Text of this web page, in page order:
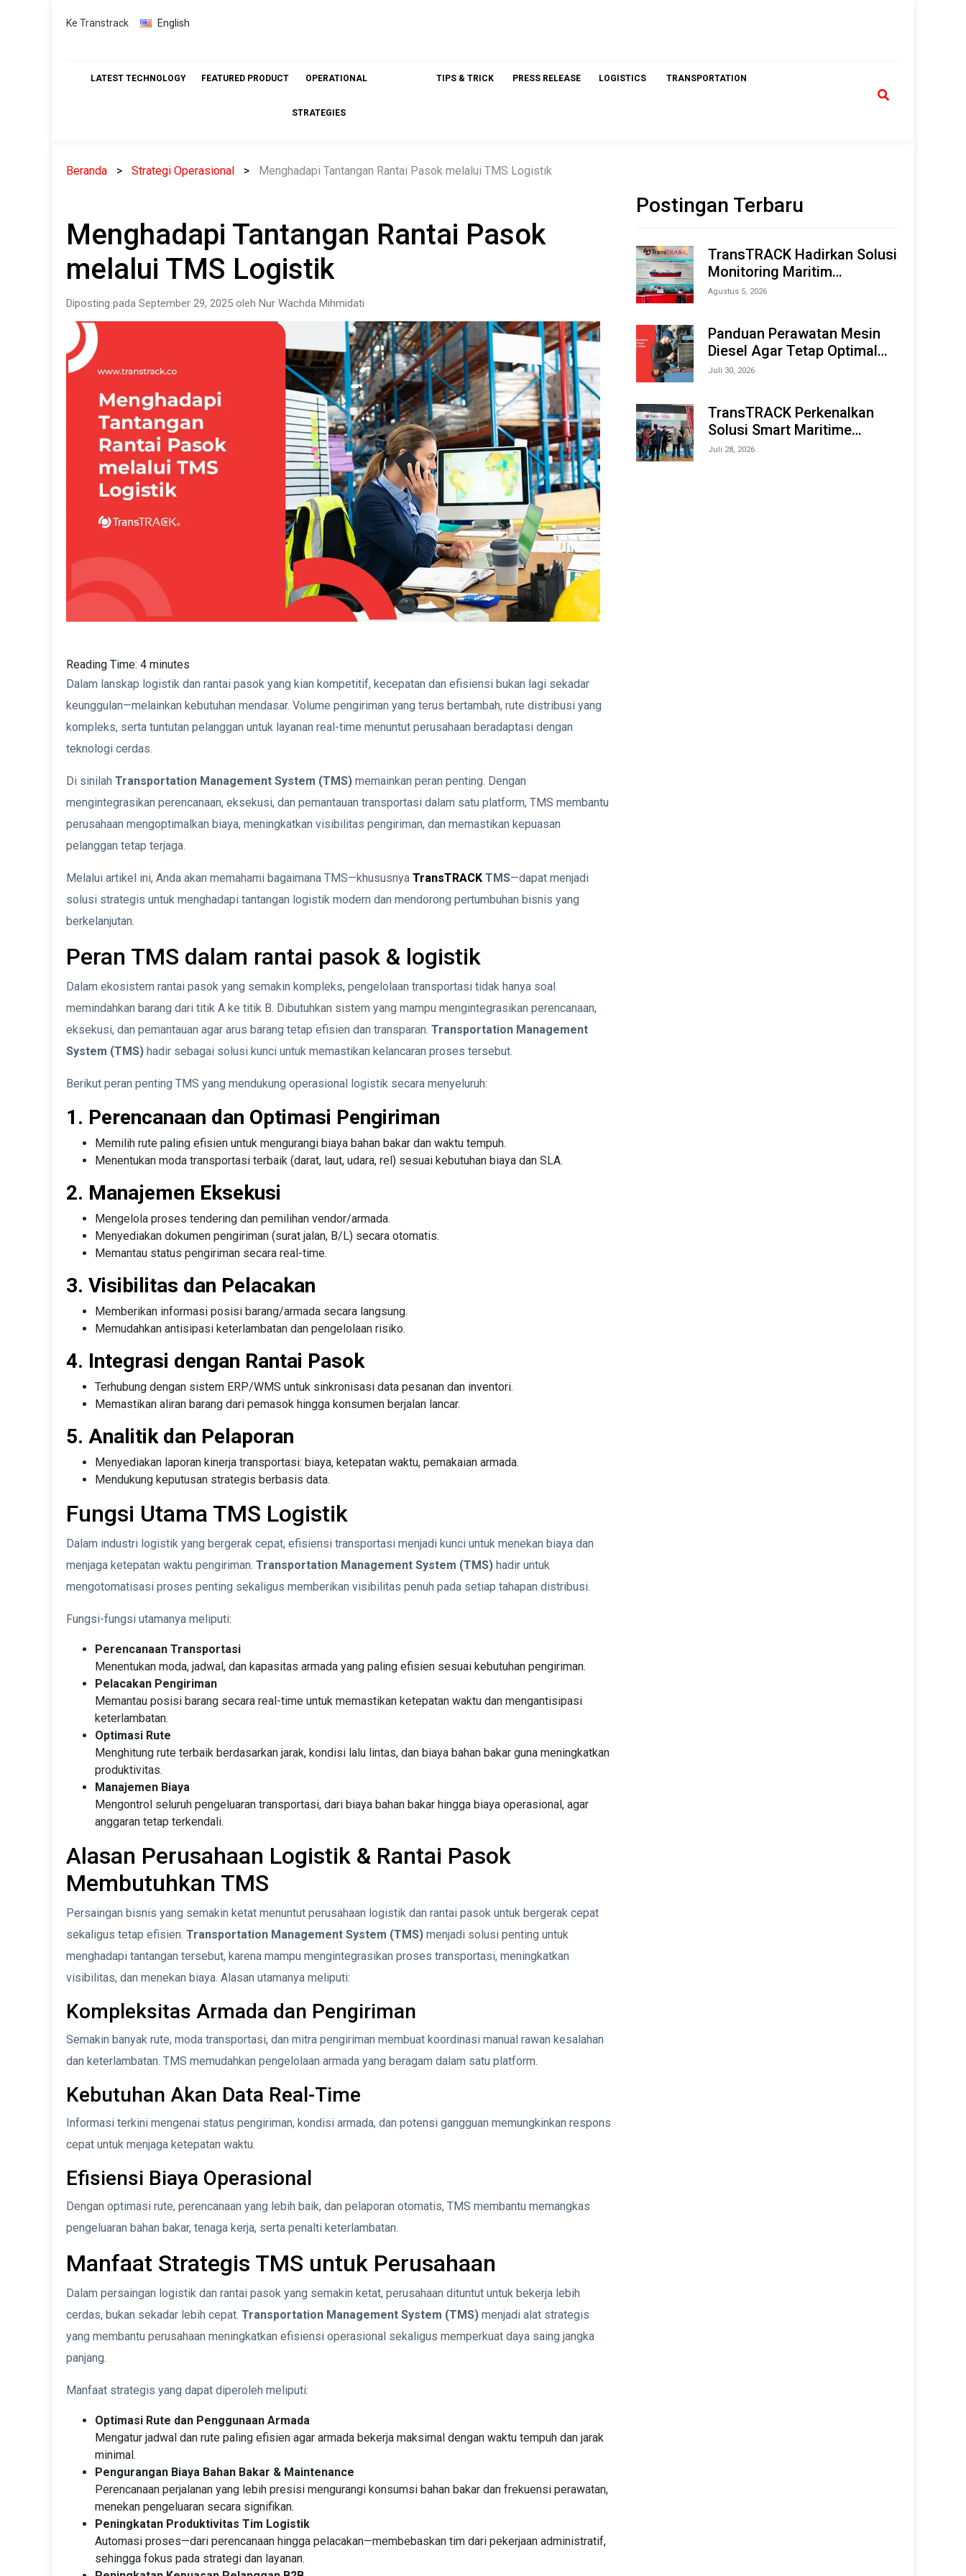
Skip
Ke Transtrack English
LATEST TECHNOLOGY FEATURED PRODUCT OPERATIONAL
STRATEGIES
TIPS & TRICK PRESS RELEASE LOGISTICS TRANSPORTATION
Beranda Strategi Operasional Menghadapi Tantangan Rantai Pasok melalui TMS Logistik
Menghadapi Tantangan Rantai Pasok
melalui TMS Logistik
Diposting pada September 29, 2025 oleh Nur Wachda Mihmidati
Reading Time: 4 minutes
Dalam lanskap logistik dan rantai pasok yang kian kompetitif, kecepatan dan efisiensi bukan lagi sekadar
keunggulan—melainkan kebutuhan mendasar. Volume pengiriman yang terus bertambah, rute distribusi yang
kompleks, serta tuntutan pelanggan untuk layanan real-time menuntut perusahaan beradaptasi dengan
teknologi cerdas.
Di sinilah Transportation Management System (TMS) memainkan peran penting. Dengan
mengintegrasikan perencanaan, eksekusi, dan pemantauan transportasi dalam satu platform, TMS membantu
perusahaan mengoptimalkan biaya, meningkatkan visibilitas pengiriman, dan memastikan kepuasan
pelanggan tetap terjaga.
Melalui artikel ini, Anda akan memahami bagaimana TMS—khususnya TransTRACK TMS—dapat menjadi
solusi strategis untuk menghadapi tantangan logistik modern dan mendorong pertumbuhan bisnis yang
berkelanjutan.
Peran TMS dalam rantai pasok & logistik
Dalam ekosistem rantai pasok yang semakin kompleks, pengelolaan transportasi tidak hanya soal
memindahkan barang dari titik A ke titik B. Dibutuhkan sistem yang mampu mengintegrasikan perencanaan,
eksekusi, dan pemantauan agar arus barang tetap efisien dan transparan. Transportation Management
System (TMS) hadir sebagai solusi kunci untuk memastikan kelancaran proses tersebut.
Berikut peran penting TMS yang mendukung operasional logistik secara menyeluruh:
1. Perencanaan dan Optimasi Pengiriman
Memilih rute paling efisien untuk mengurangi biaya bahan bakar dan waktu tempuh.
Menentukan moda transportasi terbaik (darat, laut, udara, rel) sesuai kebutuhan biaya dan SLA.
2. Manajemen Eksekusi
Mengelola proses tendering dan pemilihan vendor/armada.
Menyediakan dokumen pengiriman (surat jalan, B/L) secara otomatis.
Memantau status pengiriman secara real-time.
3. Visibilitas dan Pelacakan
Memberikan informasi posisi barang/armada secara langsung.
Memudahkan antisipasi keterlambatan dan pengelolaan risiko.
4. Integrasi dengan Rantai Pasok
Terhubung dengan sistem ERP/WMS untuk sinkronisasi data pesanan dan inventori.
Memastikan aliran barang dari pemasok hingga konsumen berjalan lancar.
5. Analitik dan Pelaporan
Menyediakan laporan kinerja transportasi: biaya, ketepatan waktu, pemakaian armada.
Mendukung keputusan strategis berbasis data.
Fungsi Utama TMS Logistik
Dalam industri logistik yang bergerak cepat, efisiensi transportasi menjadi kunci untuk menekan biaya dan
menjaga ketepatan waktu pengiriman. Transportation Management System (TMS) hadir untuk
mengotomatisasi proses penting sekaligus memberikan visibilitas penuh pada setiap tahapan distribusi.
Fungsi-fungsi utamanya meliputi:
Perencanaan Transportasi
Menentukan moda, jadwal, dan kapasitas armada yang paling efisien sesuai kebutuhan pengiriman.
Pelacakan Pengiriman
Memantau posisi barang secara real-time untuk memastikan ketepatan waktu dan mengantisipasi
keterlambatan.
Optimasi Rute
Menghitung rute terbaik berdasarkan jarak, kondisi lalu lintas, dan biaya bahan bakar guna meningkatkan
produktivitas.
Manajemen Biaya
Mengontrol seluruh pengeluaran transportasi, dari biaya bahan bakar hingga biaya operasional, agar
anggaran tetap terkendali.
Alasan Perusahaan Logistik & Rantai Pasok
Membutuhkan TMS
Persaingan bisnis yang semakin ketat menuntut perusahaan logistik dan rantai pasok untuk bergerak cepat
sekaligus tetap efisien. Transportation Management System (TMS) menjadi solusi penting untuk
menghadapi tantangan tersebut, karena mampu mengintegrasikan proses transportasi, meningkatkan
visibilitas, dan menekan biaya. Alasan utamanya meliputi:
Kompleksitas Armada dan Pengiriman
Semakin banyak rute, moda transportasi, dan mitra pengiriman membuat koordinasi manual rawan kesalahan
dan keterlambatan. TMS memudahkan pengelolaan armada yang beragam dalam satu platform.
Kebutuhan Akan Data Real-Time
Informasi terkini mengenai status pengiriman, kondisi armada, dan potensi gangguan memungkinkan respons
cepat untuk menjaga ketepatan waktu.
Efisiensi Biaya Operasional
Dengan optimasi rute, perencanaan yang lebih baik, dan pelaporan otomatis, TMS membantu memangkas
pengeluaran bahan bakar, tenaga kerja, serta penalti keterlambatan.
Manfaat Strategis TMS untuk Perusahaan
Dalam persaingan logistik dan rantai pasok yang semakin ketat, perusahaan dituntut untuk bekerja lebih
cerdas, bukan sekadar lebih cepat. Transportation Management System (TMS) menjadi alat strategis
yang membantu perusahaan meningkatkan efisiensi operasional sekaligus memperkuat daya saing jangka
panjang.
Manfaat strategis yang dapat diperoleh meliputi:
Optimasi Rute dan Penggunaan Armada
Mengatur jadwal dan rute paling efisien agar armada bekerja maksimal dengan waktu tempuh dan jarak
minimal.
Pengurangan Biaya Bahan Bakar & Maintenance
Perencanaan perjalanan yang lebih presisi mengurangi konsumsi bahan bakar dan frekuensi perawatan,
menekan pengeluaran secara signifikan.
Peningkatan Produktivitas Tim Logistik
Automasi proses—dari perencanaan hingga pelacakan—membebaskan tim dari pekerjaan administratif,
sehingga fokus pada strategi dan layanan.
Postingan Terbaru
TransTRACK Hadirkan Solusi
Monitoring Maritim
Terintegrasi Berbasis AI &
Offshore Expo (IMOX) 2026
Agustus 5, 2026
Panduan Perawatan Mesin
Diesel Agar Tetap Optimal
dan Tahan Lama
Juli 30, 2026
TransTRACK Perkenalkan
Solusi Smart Maritime
Monitoring Berbasis AI dan
Juli 28, 2026